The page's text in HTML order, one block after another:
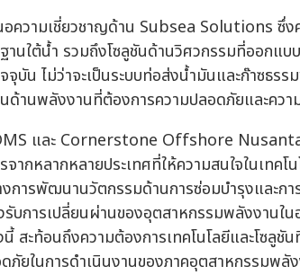
อความเชี่ยวชาญด้าน Subsea Solutions ซึ่
านใต้น้ำ รวมถึงโซลูชันด้านวิศวกรรมที่ออกแ
บัน ไม่ว่าจะเป็นระบบท่อส่งน้ำมันและก๊าซธร
ด้านพลังงานที่ต้องการความปลอดภัยและควา
และ Cornerstone Offshore
ากหลากหลายประเทศที่ให้ความสนใจในเทค
งการพัฒนานวัตกรรมด้านการซ่อมบำรุงและ
การเปลี่ยนผ่านของอุตสาหกรรมพลังงานใน
สะท้อนถึงความต้องการเทคโนโลยีและโซลู
ภัยในการดำเนินงานของภาคอุตสาหกรรมพลั